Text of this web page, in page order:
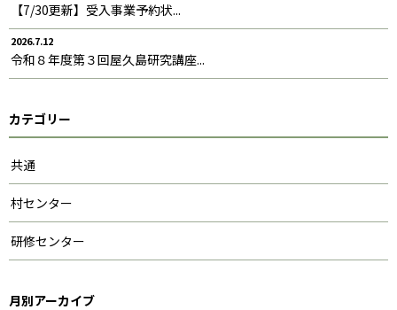
【7/30更新】受入事業予約状...
2026.7.12
令和８年度第３回屋久島研究講座...
カテゴリー
共通
村センター
研修センター
月別アーカイブ